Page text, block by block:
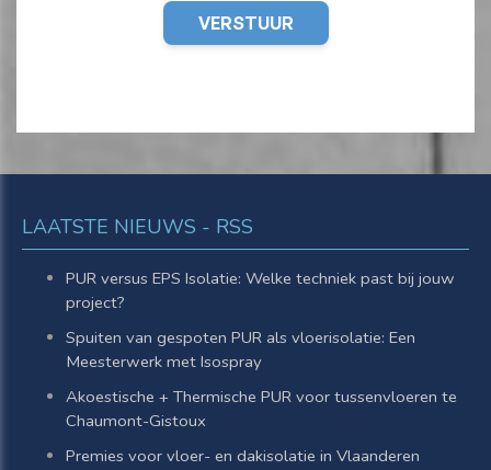
LAATSTE NIEUWS - RSS
PUR versus EPS Isolatie: Welke techniek past bij jouw
project?
Spuiten van gespoten PUR als vloerisolatie: Een
Meesterwerk met Isospray
Akoestische + Thermische PUR voor tussenvloeren te
Chaumont-Gistoux
Premies voor vloer- en dakisolatie in Vlaanderen